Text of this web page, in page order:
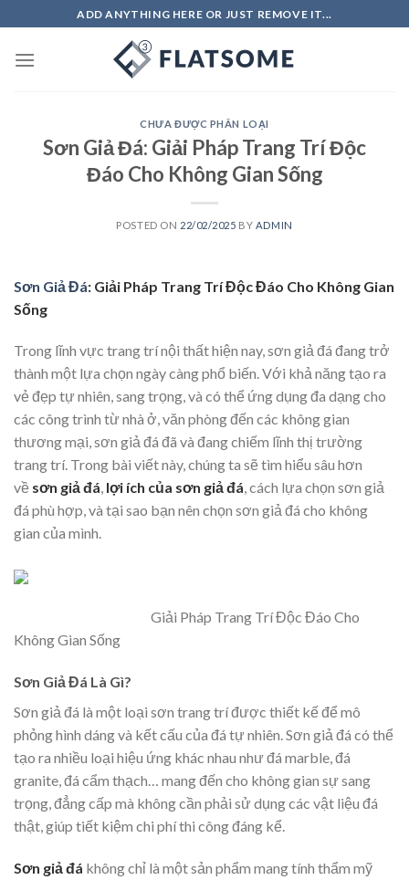
to
content
ADD ANYTHING HERE OR JUST REMOVE IT...
CHƯA ĐƯỢC PHÂN LOẠI
Sơn Giả Đá: Giải Pháp Trang Trí Độc
Đáo Cho Không Gian Sống
POSTED ON 22/02/2025 BY ADMIN
Sơn Giả Đá: Giải Pháp Trang Trí Độc Đáo Cho Không Gian
Sống
Trong lĩnh vực trang trí nội thất hiện nay, sơn giả đá đang trở
thành một lựa chọn ngày càng phổ biến. Với khả năng tạo ra
vẻ đẹp tự nhiên, sang trọng, và có thể ứng dụng đa dạng cho
các công trình từ nhà ở, văn phòng đến các không gian
thương mại, sơn giả đá đã và đang chiếm lĩnh thị trường
trang trí. Trong bài viết này, chúng ta sẽ tìm hiểu sâu hơn
về sơn giả đá, lợi ích của sơn giả đá, cách lựa chọn sơn giả
đá phù hợp, và tại sao bạn nên chọn sơn giả đá cho không
gian của mình.
Giải Pháp Trang Trí Độc Đáo Cho
Không Gian Sống
Sơn Giả Đá Là Gì?
Sơn giả đá là một loại sơn trang trí được thiết kế để mô
phỏng hình dáng và kết cấu của đá tự nhiên. Sơn giả đá có thể
tạo ra nhiều loại hiệu ứng khác nhau như đá marble, đá
granite, đá cẩm thạch… mang đến cho không gian sự sang
trọng, đẳng cấp mà không cần phải sử dụng các vật liệu đá
thật, giúp tiết kiệm chi phí thi công đáng kể.
Sơn giả đá không chỉ là một sản phẩm mang tính thẩm mỹ